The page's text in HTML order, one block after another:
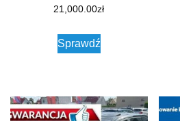
21,000.00zł
Sprawdź